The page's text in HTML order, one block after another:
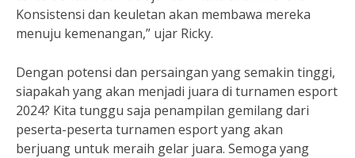
Konsistensi dan keuletan akan membawa mereka
menuju kemenangan,” ujar Ricky.
Dengan potensi dan persaingan yang semakin tinggi,
siapakah yang akan menjadi juara di turnamen esport
2024? Kita tunggu saja penampilan gemilang dari
peserta-peserta turnamen esport yang akan
berjuang untuk meraih gelar juara. Semoga yang